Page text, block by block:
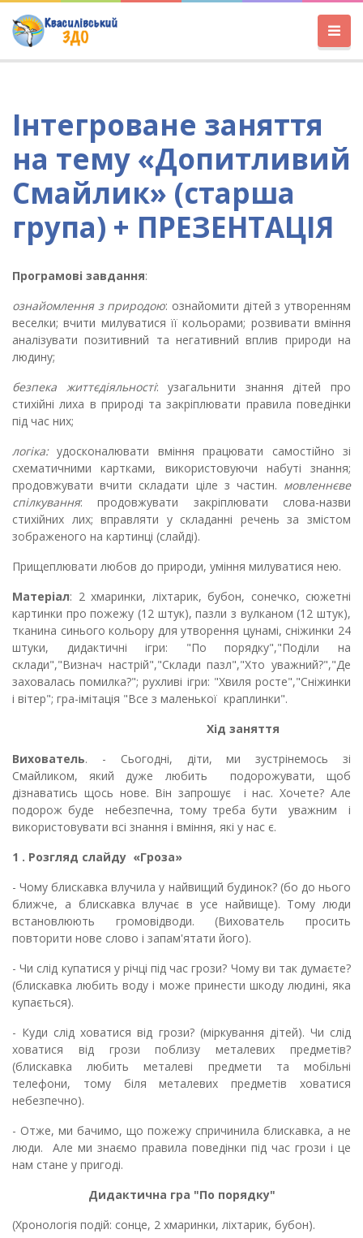
Інтегроване заняття
на тему «Допитливий
Смайлик» (старша
група) + ПРЕЗЕНТАЦІЯ
Програмові завдання:
ознайомлення з природою: ознайомити дітей з утворенням
веселки; вчити милуватися її кольорами; розвивати вміння
аналізувати позитивний та негативний вплив природи на
людину;
безпека життєдіяльності: узагальнити знання дітей про
стихійні лиха в природі та закріплювати правила поведінки
під час них;
логіка:удосконалювати вміння працювати самостійно зі
схематичними картками, використовуючи набуті знання;
продовжувати вчити складати ціле з частин. мовленнєве
спілкування: продовжувати закріплювати слова-назви
стихійних лих; вправляти у складанні речень за змістом
зображеного на картинці (слайді).
Прищеплювати любов до природи, уміння милуватися нею.
Матеріал: 2 хмаринки, ліхтарик, бубон, сонечко, сюжетні
картинки про пожежу (12 штук), пазли з вулканом (12 штук),
тканина синього кольору для утворення цунамі, сніжинки 24
штуки, дидактичні ігри: "По порядку","Поділи на
склади","Визнач настрій","Склади пазл","Хто уважний?","Де
заховалась помилка?"; рухливі ігри: "Хвиля росте","Сніжинки
і вітер"; гра-імітація "Все з маленької краплинки".
Хід заняття
Вихователь. - Сьогодні, діти, ми зустрінемось зі
Смайликом, який дуже любить подорожувати, щоб
дізнаватись щось нове. Він запрошує і нас. Хочете? Але
подорож буде небезпечна, тому треба бути уважним і
використовувати всі знання і вміння, які у нас є.
1 . Розгляд слайду «Гроза»
- Чому блискавка влучила у найвищий будинок? (бо до нього
ближче, а блискавка влучає в усе найвище). Тому люди
встановлюють громовідводи. (Вихователь просить
повторити нове слово і запам'ятати його).
- Чи слід купатися у річці під час грози? Чому ви так думаєте?
(блискавка любить воду і може принести шкоду людині, яка
купається).
- Куди слід ховатися від грози? (міркування дітей). Чи слід
ховатися від грози поблизу металевих предметів?
(блискавка любить металеві предмети та мобільні
телефони, тому біля металевих предметів ховатися
небезпечно).
- Отже, ми бачимо, що пожежу спричинила блискавка, а не
люди. Але ми знаємо правила поведінки під час грози і це
нам стане у пригоді.
Дидактична гра "По порядку"
(Хронологія подій: сонце, 2 хмаринки, ліхтарик, бубон).